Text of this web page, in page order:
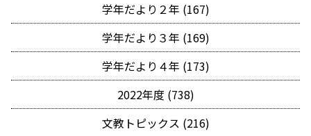
学年だより２年 (167)
学年だより３年 (169)
学年だより４年 (173)
2022年度 (738)
文教トピックス (216)